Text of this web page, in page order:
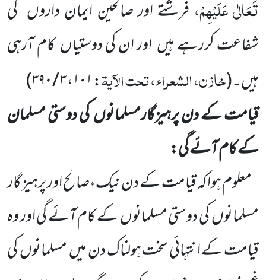
تَعَالٰی عَلَیْہِمْ، فرشتے اور صالحین ایمان داروں کی
شفاعت کررہے ہیںاور ان کیدوستیاںکام آرہی
ہیں۔(خازن، الشعراء، تحت الآیۃ:۱۰۱،۳ / ۳۹۰
)
قیامت کے دن پرہیزگارمسلمانوںکی دوستی مسلمان
کے کام آئے گی:
معلوم ہوا کہ قیامت کے دن نیک،صالح اور پرہیز گار
مسلمانوںکی دوستی مسلمانوںکے کام آئے گی اور وہ
قیامت کے انتہائی سخت ہولناک دن میںمسلمانوںکی